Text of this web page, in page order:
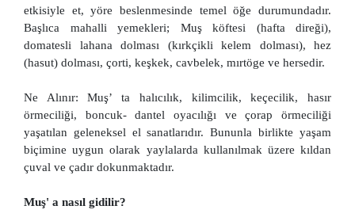
etkisiyle et, yöre beslenmesinde temel öğe durumundadır.
Başlıca mahalli yemekleri; Muş köftesi (hafta direği),
domatesli lahana dolması (kırkçikli kelem dolması), hez
(hasut) dolması, çorti, keşkek, cavbelek, mırtöge ve hersedir.
Ne Alınır: Muş’ ta halıcılık, kilimcilik, keçecilik, hasır
örmeciliği, boncuk- dantel oyacılığı ve çorap örmeciliği
yaşatılan geleneksel el sanatlarıdır. Bununla birlikte yaşam
biçimine uygun olarak yaylalarda kullanılmak üzere kıldan
çuval ve çadır dokunmaktadır.
Muş' a nasıl gidilir?